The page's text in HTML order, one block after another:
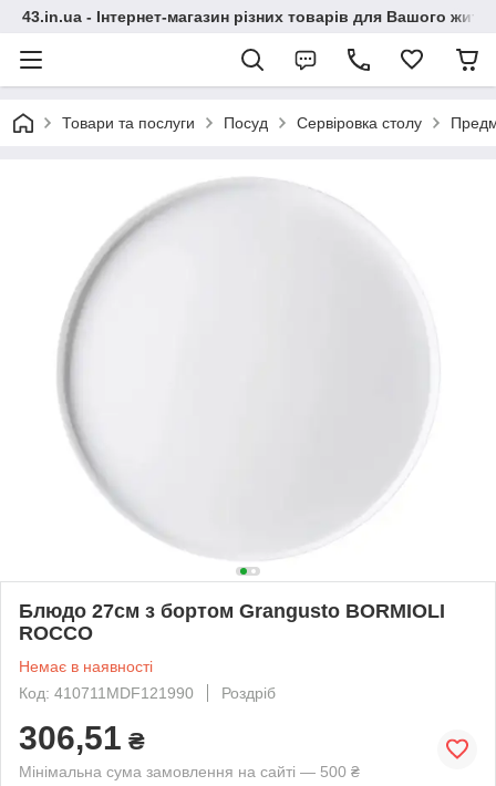
43.in.ua - Інтернет-магазин різних товарів для Вашого
Товари та послуги Посуд Сервіровка столу
Блюдо 27см з бортом Grangusto BORMIOLI
ROCCO
Немає в наявності
Код: 410711MDF121990
Роздріб
306,51 ₴
Мінімальна сума замовлення на сайті — 500 ₴